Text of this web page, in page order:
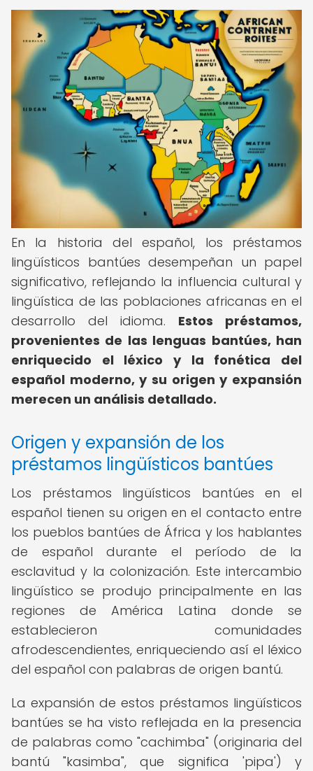
En la historia del español, los préstamos
lingüísticos bantúes desempeñan un papel
significativo, reflejando la influencia cultural y
lingüística de las poblaciones africanas en el
desarrollo del idioma. Estos préstamos,
provenientes de las lenguas bantúes, han
enriquecido el léxico y la fonética del
español moderno, y su origen y expansión
merecen un análisis detallado.
Origen y expansión de los
préstamos lingüísticos bantúes
Los préstamos lingüísticos bantúes en el
español tienen su origen en el contacto entre
los pueblos bantúes de África y los hablantes
de español durante el período de la
esclavitud y la colonización. Este intercambio
lingüístico se produjo principalmente en las
regiones de América Latina donde se
establecieron comunidades
afrodescendientes, enriqueciendo así el léxico
del español con palabras de origen bantú.
La expansión de estos préstamos lingüísticos
bantúes se ha visto reflejada en la presencia
de palabras como "cachimba" (originaria del
bantú "kasimba", que significa 'pipa') y